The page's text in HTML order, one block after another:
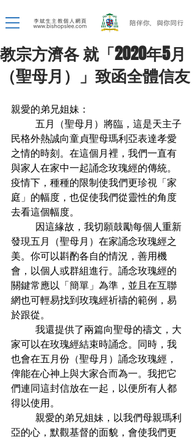
教宗方濟各 就「2020年5月
（聖母月）」致函全體信友
親愛的弟兄姐妹：
民格外熱誠向童貞聖母瑪利亞表達孝愛
之情的時刻。在這個月裡，我們一直有
與家人在家中一起誦念玫瑰經的傳統。
疫情下，種種的限制使我們更珍視「家
庭」的幅度，也促使我們從靈性的角度
去看這個幅度。
發現五月（聖母月）在家誦念玫瑰經之
美。你可以斟酌各自的情況，善用機
會，以個人或群組進行。誦念玫瑰經的
關鍵常應以「簡單」為準，並且在互聯
網也可輕易找到玫瑰經祈禱的範例，易
於跟從。
家可以在玫瑰經結束時誦念。同時，我
也會在五月份（聖母月）誦念玫瑰經，
俾能在心神上與大家合而為一。我把它
們連同這封信放在一起，以便所有人都
得以使用。
亞的心，默觀基督的面貌，會使我們更